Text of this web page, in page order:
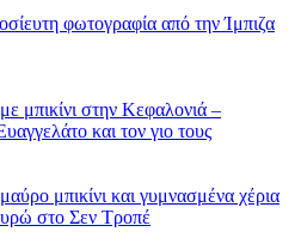
φωτογραφία από την Ίμπιζα
μπικίνι στην Κεφαλονιά –
και τον γιο τους
μπικίνι και γυμνασμένα χέρια
στο Σεν Τροπέ